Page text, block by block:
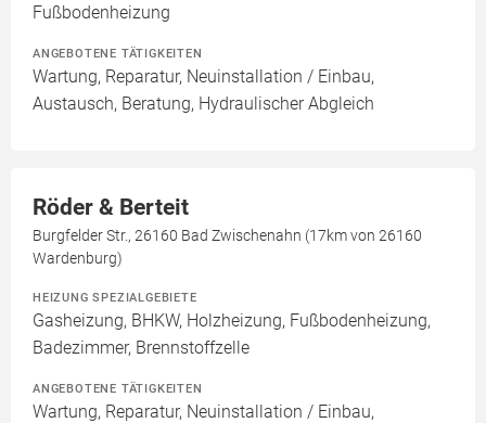
Fußbodenheizung
ANGEBOTENE TÄTIGKEITEN
Wartung, Reparatur, Neuinstallation / Einbau,
Austausch, Beratung, Hydraulischer Abgleich
Röder & Berteit
Burgfelder Str., 26160 Bad Zwischenahn (17km von 26160
Wardenburg)
HEIZUNG SPEZIALGEBIETE
Gasheizung, BHKW, Holzheizung, Fußbodenheizung,
Badezimmer, Brennstoffzelle
ANGEBOTENE TÄTIGKEITEN
Wartung, Reparatur, Neuinstallation / Einbau,